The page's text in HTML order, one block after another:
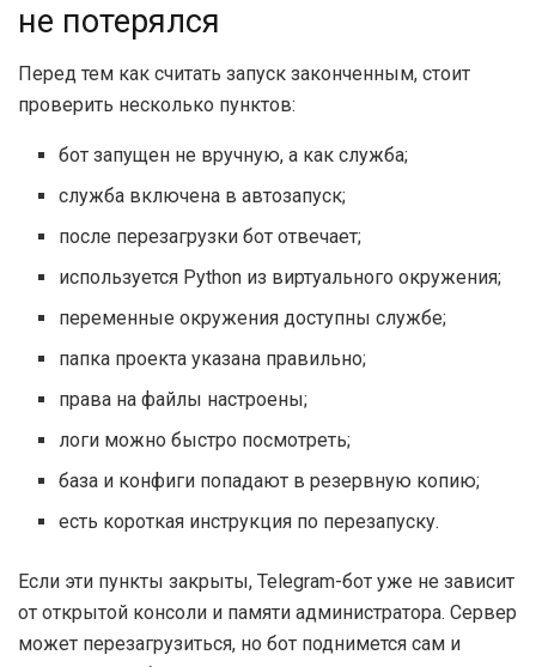
не потерялся
Перед тем как считать запуск законченным, стоит
проверить несколько пунктов:
бот запущен не вручную, а как служба;
служба включена в автозапуск;
после перезагрузки бот отвечает;
используется Python из виртуального окружения;
переменные окружения доступны службе;
папка проекта указана правильно;
права на файлы настроены;
логи можно быстро посмотреть;
база и конфиги попадают в резервную копию;
есть короткая инструкция по перезапуску.
Если эти пункты закрыты, Telegram-бот уже не зависит
от открытой консоли и памяти администратора. Сервер
может перезагрузиться, но бот поднимется сам и